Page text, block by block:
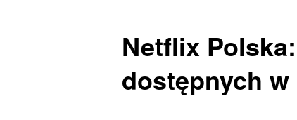
Netflix
dostępnych